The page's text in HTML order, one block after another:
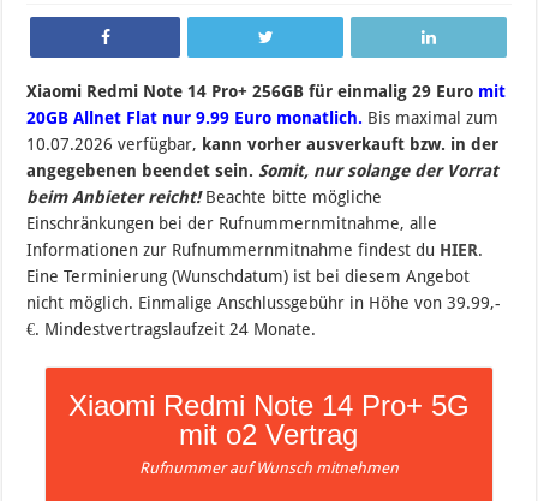
Xiaomi Redmi Note 14 Pro+ 256GB für einmalig 29 Euro mit
20GB Allnet Flat nur 9.99 Euro monatlich. Bis maximal zum
10.07.2026 verfügbar, kann vorher ausverkauft bzw. in der
angegebenen beendet sein. Somit, nur solange der Vorrat
beim Anbieter reicht! Beachte bitte mögliche
Einschränkungen bei der Rufnummernmitnahme, alle
Informationen zur Rufnummernmitnahme findest du HIER.
Eine Terminierung (Wunschdatum) ist bei diesem Angebot
nicht möglich. Einmalige Anschlussgebühr in Höhe von 39.99,-
€. Mindestvertragslaufzeit 24 Monate.
Xiaomi Redmi Note 14 Pro+ 5G
mit o2 Vertrag
Rufnummer auf Wunsch mitnehmen